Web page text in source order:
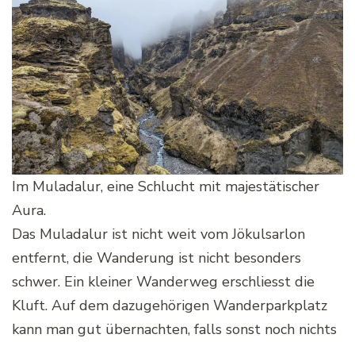
Im Muladalur, eine Schlucht mit majestätischer
Aura.
Das Muladalur ist nicht weit vom Jökulsarlon
entfernt, die Wanderung ist nicht besonders
schwer. Ein kleiner Wanderweg erschliesst die
Kluft. Auf dem dazugehörigen Wanderparkplatz
kann man gut übernachten, falls sonst noch nichts